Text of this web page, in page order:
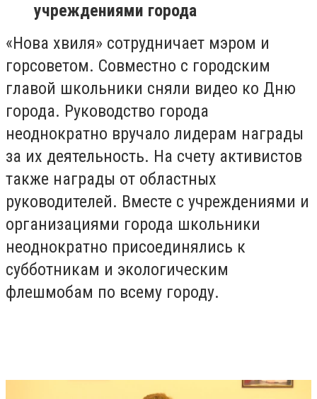
учреждениями города
«Нова хвиля» сотрудничает мэром и
горсоветом. Совместно с городским
главой школьники сняли видео ко Дню
города. Руководство города
неоднократно вручало лидерам награды
за их деятельность. На счету активистов
также награды от областных
руководителей. Вместе с учреждениями и
организациями города школьники
неоднократно присоединялись к
субботникам и экологическим
флешмобам по всему городу.